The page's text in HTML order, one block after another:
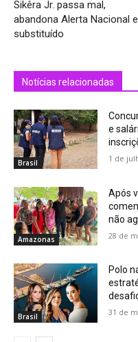
Sikêra Jr. passa mal,
abandona Alerta Nacional
substituído
Notícias relacionadas
Brasil
e
1 de
Amazonas
Após
não
28 de
Brasil
Polo
31 de